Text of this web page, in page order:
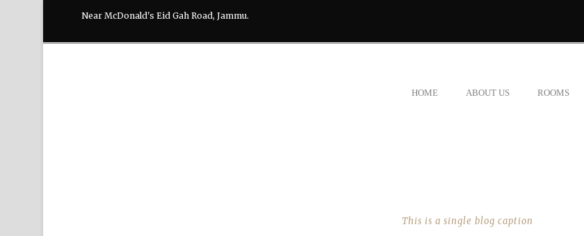
Near McDonald's Eid Gah Road, Jammu.
HOME ABOUT US ROOMS
This is a single blog caption